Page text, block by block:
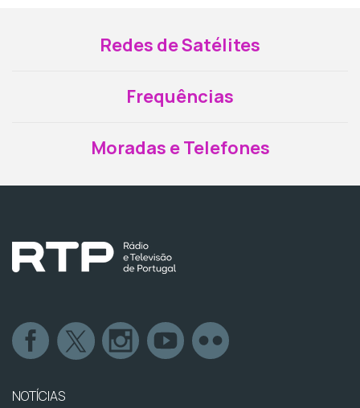
Redes de Satélites
Frequências
Moradas e Telefones
NOTÍCIAS